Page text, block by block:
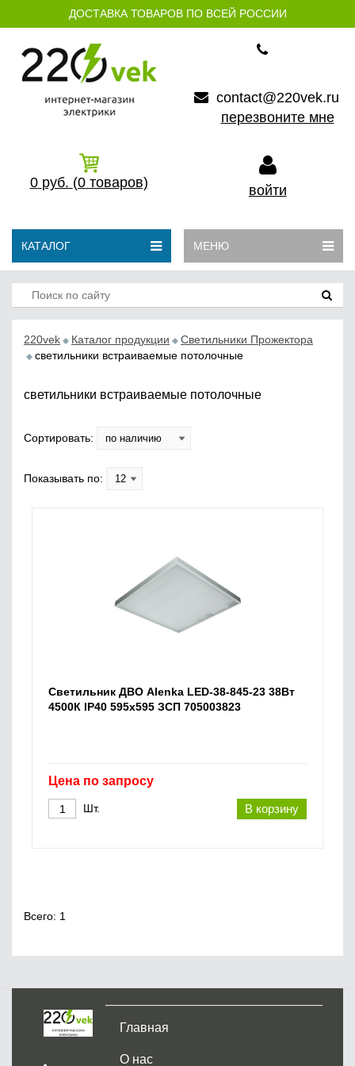
ДОСТАВКА ТОВАРОВ ПО ВСЕЙ РОССИИ
contact@220vek.ru
перезвоните мне
0 руб. (0 товаров) войти
КАТАЛОГ МЕНЮ
220vek Каталог продукции
Светильники Прожектора
светильники встраиваемые потолочные
светильники встраиваемые потолочные
Сортировать:
Показывать по:
Светильник ДВО Alenka LED-38-845-23 38Вт
4500К IP40 595х595 ЗСП 705003823
Цена по запросу
В корзину
Шт.
Всего: 1
Главная
О нас